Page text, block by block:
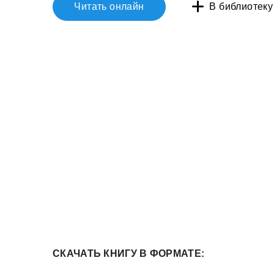
Читать онлайн В библиотеку
СКАЧАТЬ КНИГУ В ФОРМАТЕ: